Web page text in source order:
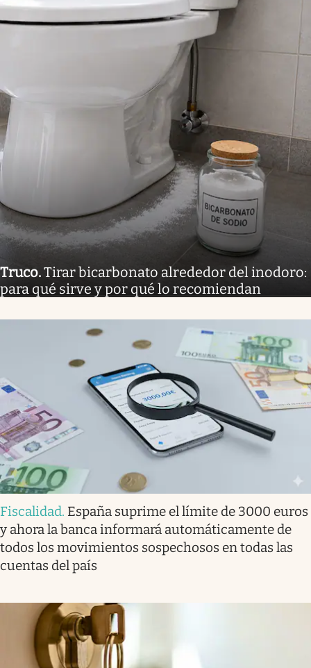
Truco.Tirar bicarbonato alrededor del inodoro:
para qué sirve y por qué lo recomiendan
Fiscalidad. España suprime el límite de 3000 euros
y ahora la banca informará automáticamente de
todos los movimientos sospechosos en todas las
cuentas del país